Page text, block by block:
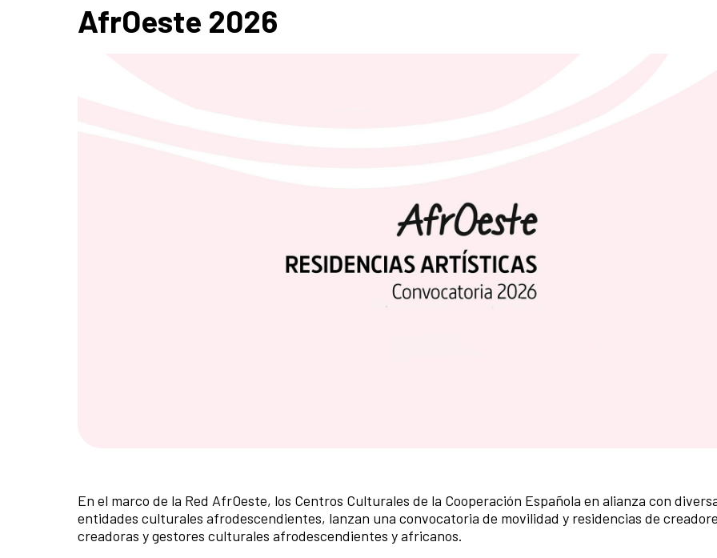
AfrOeste 2026
En el marco de la Red AfrOeste, los Centros Culturales de la Cooperación Española en alianza con
entidades culturales afrodescendientes, lanzan una convocatoria de movilidad y residencias de
creadoras y gestores culturales afrodescendientes y africanos.